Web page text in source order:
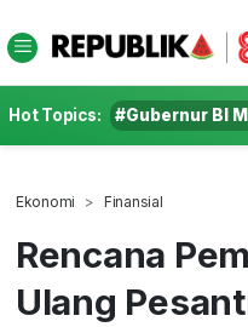
Hot Topics: #Gubernur BI
Ekonomi Finansial
Rencana
Ulang